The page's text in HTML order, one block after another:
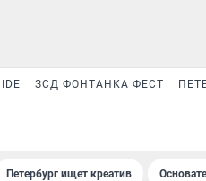
ЗСД ФОНТАНКА ФЕСТ
Петербург ищет креатив